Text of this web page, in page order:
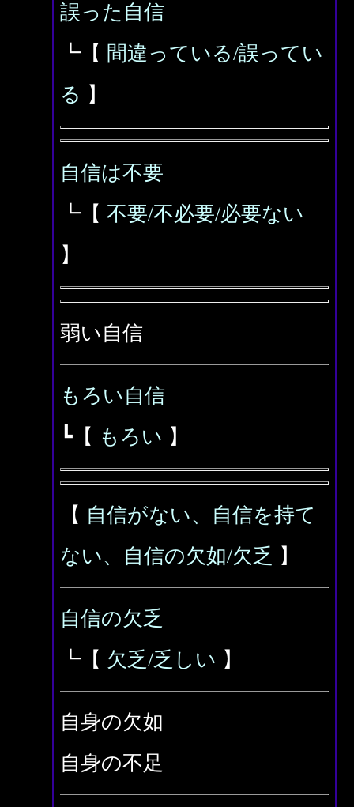
誤った自信
┗【 間違っている/誤ってい
る 】
自信は不要
┗【 不要/不必要/必要ない
】
弱い自信
もろい自信
┗【 もろい 】
【 自信がない、自信を持て
ない、自信の欠如/欠乏 】
自信の欠乏
┗【 欠乏/乏しい 】
自身の欠如
自身の不足